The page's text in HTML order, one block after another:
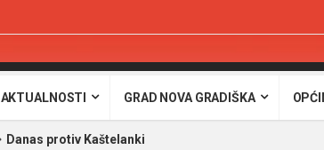
AKTUALNOSTI GRAD NOVA GRADIŠKA
Danas protiv Kaštelanki